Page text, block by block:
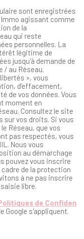
sont enregistrées
agissant comme
de la
qui reste
personnelles. La
légitime de
jusqu'à demande de
/ au Réseau.
», vous
d’effacement,
de vos données. Vous
moment en
Consultez le site
sur vos droits. Si vous
Réseau, que vos
pas respectés, vous
Nous vous
au démarchage
pouvez vous inscrire
cadre de la protection
à ne pas inscrire
libre.
de Confiden
Google s'appliquent.